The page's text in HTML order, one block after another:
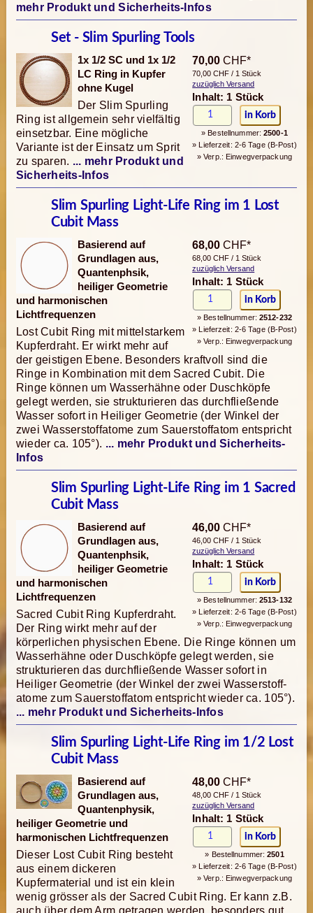
mehr Produkt und Sicherheits-Infos
Set - Slim Spurling Tools
70,00 CHF*
70,00 CHF / 1 Stück
zuzüglich Versand
Inhalt: 1 Stück
» Bestellnummer:2500-1
» Lieferzeit: 2-6 Tage (B-Post)
» Verp.: Einwegverpackung
1x 1/2 SC und 1x 1/2
LC Ring in Kupfer
ohne Kugel
Der Slim Spurling
Ring ist allgemein sehr vielfältig
einsetzbar. Eine mögliche
Variante ist der Einsatz um Sprit
zu sparen. ... mehr Produkt und
Sicherheits-Infos
Slim Spurling Light-Life Ring im 1 Lost
Cubit Mass
68,00 CHF*
68,00 CHF / 1 Stück
zuzüglich Versand
Inhalt: 1 Stück
» Bestellnummer: 2512-232
» Lieferzeit: 2-6 Tage (B-Post)
» Verp.: Einwegverpackung
Basierend auf
Grundlagen aus,
Quantenphsik,
heiliger Geometrie
und harmonischen
Lichtfrequenzen
Lost Cubit Ring mit mittelstarkem
Kupferdraht. Er wirkt mehr auf
der geistigen Ebene. Besonders kraftvoll sind die
Ringe in Kombination mit dem Sacred Cubit. Die
Ringe können um Wasser­hähne oder Duschköpfe
gelegt werden, sie strukturieren das durchfließende
Wasser sofort in Heiliger Geometrie (der Winkel der
zwei Wasserstoff­atome zum Sauerstoffatom entspricht
wieder ca. 105°). ... mehr Produkt und Sicherheits-
Infos
Slim Spurling Light-Life Ring im 1 Sacred
Cubit Mass
46,00 CHF*
46,00 CHF / 1 Stück
zuzüglich Versand
Inhalt: 1 Stück
» Bestellnummer: 2513-132
» Lieferzeit: 2-6 Tage (B-Post)
» Verp.: Einwegverpackung
Basierend auf
Grundlagen aus,
Quantenphsik,
heiliger Geometrie
und harmonischen
Lichtfrequenzen
Sacred Cubit Ring Kupferdraht.
Der Ring wirkt mehr auf der
körperlichen physischen Ebene. Die Ringe können um
Wasser­hähne oder Duschköpfe gelegt werden, sie
strukturieren das durchfließende Wasser sofort in
Heiliger Geometrie (der Winkel der zwei Wasserstoff­
atome zum Sauerstoffatom entspricht wieder ca. 105°).
... mehr Produkt und Sicherheits-Infos
Slim Spurling Light-Life Ring im 1/2 Lost
Cubit Mass
48,00 CHF*
48,00 CHF / 1 Stück
zuzüglich Versand
Inhalt: 1 Stück
» Bestellnummer:2501
» Lieferzeit: 2-6 Tage (B-Post)
» Verp.: Einwegverpackung
Basierend auf
Grundlagen aus,
Quantenphysik,
heiliger Geometrie und
harmonischen Lichtfrequenzen
Dieser Lost Cubit Ring besteht
aus einem dickeren
Kupfermaterial und ist ein klein
wenig grösser als der Sacred Cubit Ring. Er kann z.B.
auch über dem Arm getragen werden, besonders gut